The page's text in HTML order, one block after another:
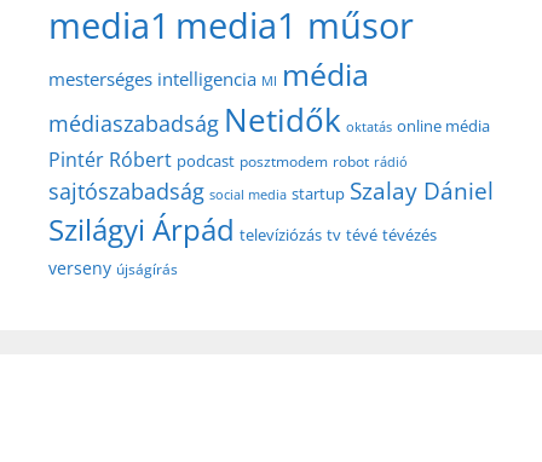
media1 media1 műsor
mesterséges intelligencia MI média
médiaszabadság Netidők oktatás online média
Pintér Róbert podcast posztmodem robot rádió
sajtószabadság social media startup Szalay Dániel
Szilágyi Árpád televíziózás tv tévé tévézés
verseny újságírás